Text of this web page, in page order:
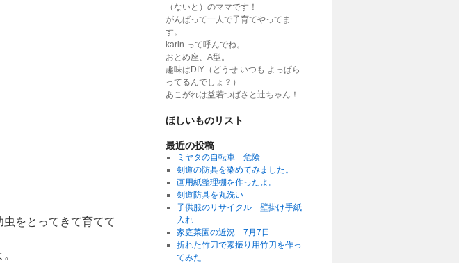
をとってきて育てて
（ないと）のママです！
がんばって一人で子育てやってま
す。
karin って呼んでね。
おとめ座、A型。
趣味はDIY（どうせ いつも よっぱら
ってるんでしょ？）
あこがれは益若つばさと辻ちゃん！
ほしいものリスト
最近の投稿
ミヤタの自転車 危険
剣道の防具を染めてみました。
画用紙整理棚を作ったよ。
剣道防具を丸洗い
子供服のリサイクル 壁掛け手紙
入れ
家庭菜園の近況 7月7日
折れた竹刀で素振り用竹刀を作っ
てみた